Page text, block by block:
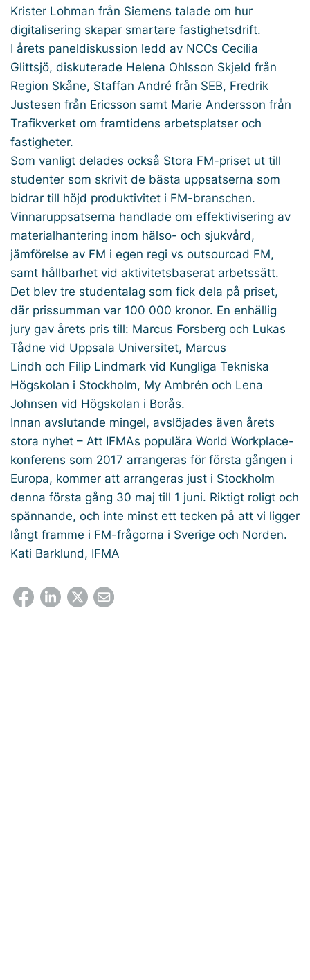
Krister Lohman från Siemens talade om hur
digitalisering skapar smartare fastighetsdrift.
I årets paneldiskussion ledd av NCCs Cecilia
Glittsjö, diskuterade Helena Ohlsson Skjeld från
Region Skåne, Staffan André från SEB, Fredrik
Justesen från Ericsson samt Marie Andersson från
Trafikverket om framtidens arbetsplatser och
fastigheter.
Som vanligt delades också Stora FM-priset ut till
studenter som skrivit de bästa uppsatserna som
bidrar till höjd produktivitet i FM-branschen.
Vinnaruppsatserna handlade om effektivisering av
materialhantering inom hälso- och sjukvård,
jämförelse av FM i egen regi vs outsourcad FM,
samt hållbarhet vid aktivitetsbaserat arbetssätt.
Det blev tre studentalag som fick dela på priset,
där prissumman var 100 000 kronor. En enhällig
jury gav årets pris till: Marcus Forsberg och Lukas
Tådne vid Uppsala Universitet, Marcus
Lindh och Filip Lindmark vid Kungliga Tekniska
Högskolan i Stockholm, My Ambrén och Lena
Johnsen vid Högskolan i Borås.
Innan avslutande mingel, avslöjades även årets
stora nyhet – Att IFMAs populära World Workplace-
konferens som 2017 arrangeras för första gången i
Europa, kommer att arrangeras just i Stockholm
denna första gång 30 maj till 1 juni. Riktigt roligt och
spännande, och inte minst ett tecken på att vi ligger
långt framme i FM-frågorna i Sverige och Norden.
Kati Barklund, IFMA